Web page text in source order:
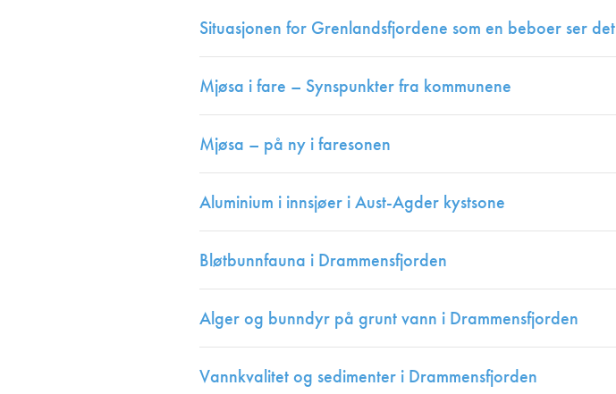
Situasjonen for Grenlandsfjordene som en beboer ser det
Mjøsa i fare – Synspunkter fra kommunene
Mjøsa – på ny i faresonen
Aluminium i innsjøer i Aust-Agder kystsone
Bløtbunnfauna i Drammensfjorden
Alger og bunndyr på grunt vann i Drammensfjorden
Vannkvalitet og sedimenter i Drammensfjorden